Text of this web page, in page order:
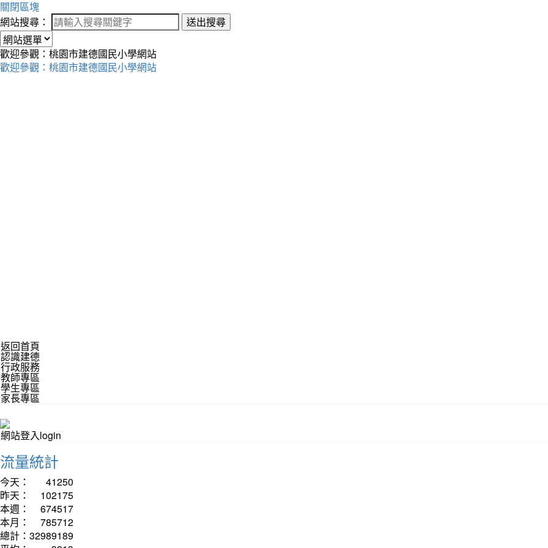
關閉區塊
網站搜尋：
送出搜尋
歡迎參觀：桃園市建德國民小學網站
歡迎參觀：桃園市建德國民小學網站
返回首頁
認識建德
行政服務
教師專區
學生專區
家長專區
網站登入login
流量統計
今天：
41250
昨天：
102175
本週：
674517
本月：
785712
總計： 32989189